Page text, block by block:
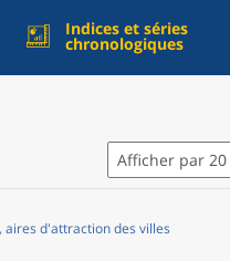
Indices et séries
chronologiques
Afficher par 20
aires d'attraction des villes